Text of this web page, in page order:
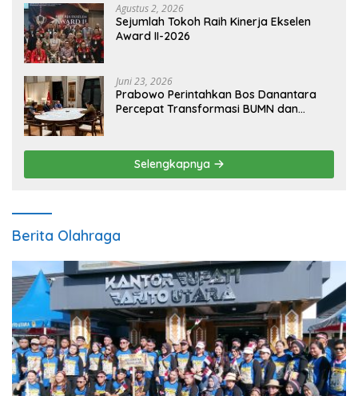
Agustus 2, 2026
Sejumlah Tokoh Raih Kinerja Ekselen
Award II-2026
Juni 23, 2026
Prabowo Perintahkan Bos Danantara
Percepat Transformasi BUMN dan
Selengkapnya
Berita Olahraga